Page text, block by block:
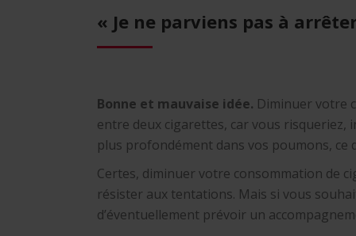
« Je ne parviens pas à
Bonne et mauvaise idée. Diminuer votre
entre deux cigarettes, car vous risqueriez,
plus profondément dans vos poumons, ce
Certes, diminuer votre consommation de
résister aux tentations. Mais si vous
d’éventuellement prévoir un